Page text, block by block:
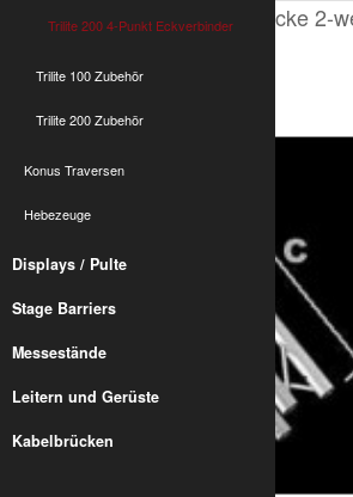
Trilite 200 4-Punkt Eckverbinder
Trilite 100 Zubehör
Trilite 200 Zubehör
Konus Traversen
Hebezeuge
Displays / Pulte
Stage Barriers
Messestände
Leitern und Gerüste
Kabelbrücken
T200 4-Punkt Ecke 2-